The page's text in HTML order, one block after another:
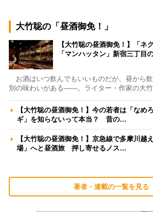
大竹聡の「昼酒御免！」
【大竹聡の昼酒御免！】「ネ
「マンハッタン」新宿三丁目
お酒はいつ飲んでもいいものだが、昼から
別の味わいがある――。ライター・作家の大
【大竹聡の昼酒御免！】今の若者は「なめ
ギ」を知らないって本当？ 昔の…
【大竹聡の昼酒御免！】京急線で多摩川越
場」へと昼酒旅 押し寄せるノス…
著者・連載の一覧を見る